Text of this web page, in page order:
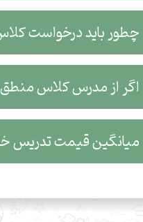
چطور باید درخواست
اگر از مدرس کلاس منطق
میانگین قیمت تدریس